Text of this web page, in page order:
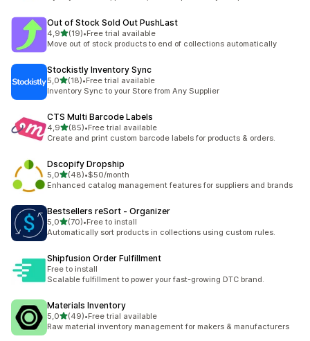
Out of Stock Sold Out PushLast
4,9na 5 gwiazdek
(19)
Łączna liczba recenzji: 19
•Free trial available
Move out of stock products to end of collections automatically
Stockistly Inventory Sync
5,0na 5 gwiazdek
(18)
Łączna liczba recenzji: 18
•Free trial available
Inventory Sync to your Store from Any Supplier
CTS Multi Barcode Labels
4,9na 5 gwiazdek
(85)
Łączna liczba recenzji: 85
•Free trial available
Create and print custom barcode labels for products & orders.
Dscopify Dropship
5,0na 5 gwiazdek
(48)
Łączna liczba recenzji: 48
•$50/month
Enhanced catalog management features for suppliers and brands
Bestsellers reSort ‑ Organizer
5,0na 5 gwiazdek
(70)
Łączna liczba recenzji: 70
•Free to install
Automatically sort products in collections using custom rules.
Shipfusion Order Fulfillment
Free to install
Scalable fulfillment to power your fast-growing DTC brand.
Materials Inventory
5,0na 5 gwiazdek
(49)
Łączna liczba recenzji: 49
•Free trial available
Raw material inventory management for makers & manufacturers